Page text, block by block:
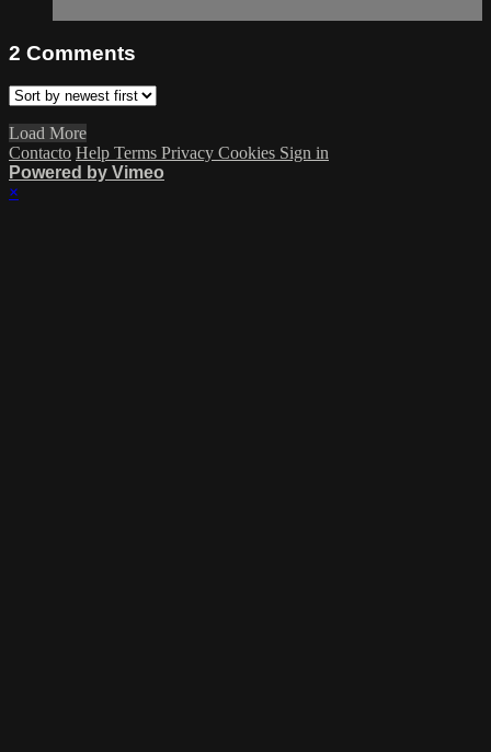
2 Comments
Load More
Contacto Help Terms Privacy Cookies Sign in
Powered by Vimeo
×